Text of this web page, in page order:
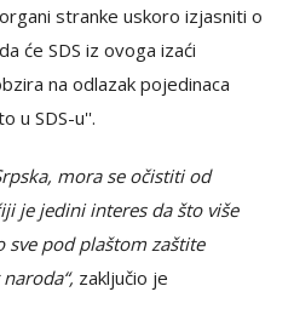
stranke uskoro izjasniti o
će SDS iz ovoga izaći
na odlazak pojedinaca
u SDS-u''.
mora se očistiti od
je jedini interes da što više
pod plaštom zaštite
zaključio je